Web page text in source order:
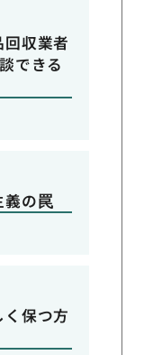
収業者
できる
義の罠
保つ方